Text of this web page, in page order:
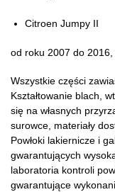
Citroen Jumpy II
od roku 2007 do 2016,
Wszystkie części
Kształtowanie blach,
się na własnych
surowce, materiały
Powłoki lakiernicze i
gwarantujących
laboratoria kontroli
gwarantujące